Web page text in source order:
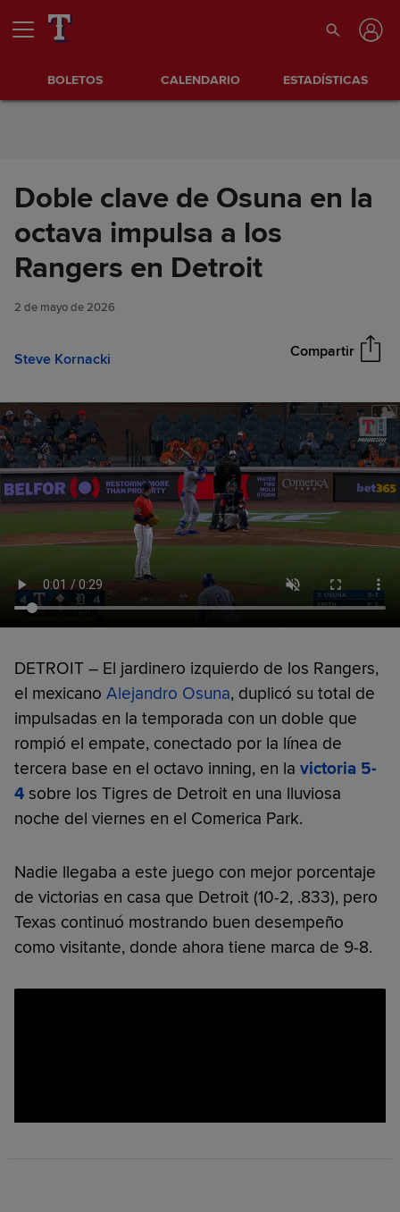
Saltar al Contenido
BOLETOS CALENDARIO ESTADÍSTICAS
Doble clave de Osuna en la
octava impulsa a los
Rangers en Detroit
2 de mayo de 2026
Steve Kornacki Compartir
Doble clave de Osuna en la
octava impulsa a los Rangers
en Detroit
DETROIT – El jardinero izquierdo de los Rangers,
el mexicano Alejandro Osuna, duplicó su total de
impulsadas en la temporada con un doble que
rompió el empate, conectado por la línea de
tercera base en el octavo inning, en la victoria 5-
4 sobre los Tigres de Detroit en una lluviosa
noche del viernes en el Comerica Park.
Nadie llegaba a este juego con mejor porcentaje
de victorias en casa que Detroit (10-2, .833), pero
Texas continuó mostrando buen desempeño
como visitante, donde ahora tiene marca de 9-8.